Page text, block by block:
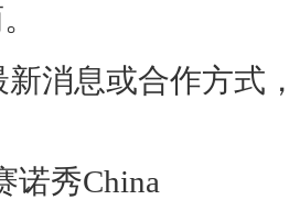
消息或合作方式
诺秀China